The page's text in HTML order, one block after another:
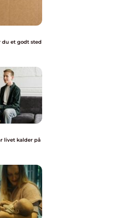
du et godt sted
livet kalder på